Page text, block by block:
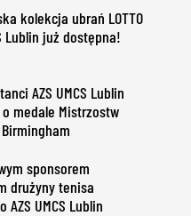
kolekcja ubrań LOTTO
Lublin już dostępna!
AZS UMCS Lublin
medale Mistrzostw
sponsorem
drużyny tenisa
AZS UMCS Lublin